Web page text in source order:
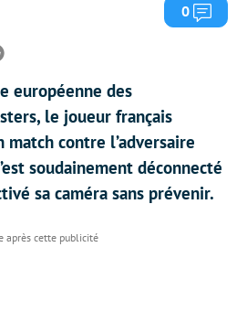
0
européenne des
le joueur français
contre l’adversaire
soudainement déconnecté
sa caméra sans prévenir.